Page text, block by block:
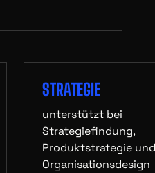
STRATEGIE
unterstützt bei
Strategiefindung,
Produktstrategie und
Organisationsdesign